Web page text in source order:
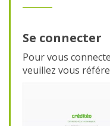
Se connecter
Pour vous
veuillez vous